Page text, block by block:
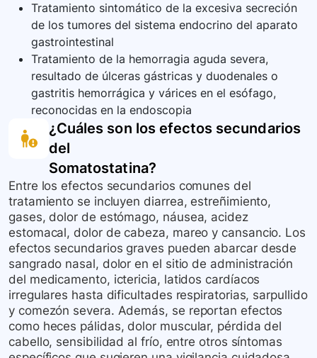
Tratamiento sintomático de la excesiva secreción
de los tumores del sistema endocrino del aparato
gastrointestinal
Tratamiento de la hemorragia aguda severa,
resultado de úlceras gástricas y duodenales o
gastritis hemorrágica y várices en el esófago,
reconocidas en la endoscopia
¿Cuáles son los efectos secundarios
del
Somatostatina?
Entre los efectos secundarios comunes del
tratamiento se incluyen diarrea, estreñimiento,
gases, dolor de estómago, náusea, acidez
estomacal, dolor de cabeza, mareo y cansancio. Los
efectos secundarios graves pueden abarcar desde
sangrado nasal, dolor en el sitio de administración
del medicamento, ictericia, latidos cardíacos
irregulares hasta dificultades respiratorias, sarpullido
y comezón severa. Además, se reportan efectos
como heces pálidas, dolor muscular, pérdida del
cabello, sensibilidad al frío, entre otros síntomas